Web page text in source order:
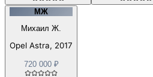
МЖ
Михаил Ж.
Opel Astra, 2017
720 000 ₽